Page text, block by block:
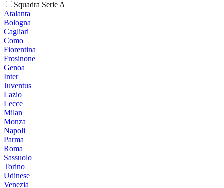
Squadra Serie A
Atalanta
Bologna
Cagliari
Como
Fiorentina
Frosinone
Genoa
Inter
Juventus
Lazio
Lecce
Milan
Monza
Napoli
Parma
Roma
Sassuolo
Torino
Udinese
Venezia